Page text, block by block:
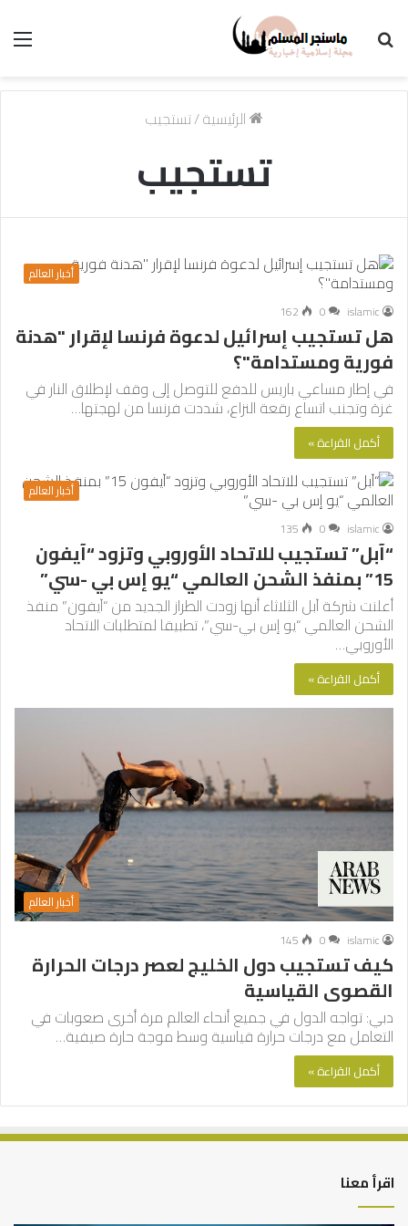
الرئيسية/تستجيب
تستجيب
أخبار العالم
islamic
0
162
هل تستجيب إسرائيل لدعوة فرنسا لإقرار "هدنة
فورية ومستدامة"؟
في إطار مساعي باريس للدفع للتوصل إلى وقف لإطلاق النار في
غزة وتجنب اتساع رقعة النزاع، شددت فرنسا من لهجتها…
أكمل القراءة »
أخبار العالم
islamic
0
135
“آبل” تستجيب للاتحاد الأوروبي وتزود “آيفون
15” بمنفذ الشحن العالمي “يو إس بي -سي”
أعلنت شركة آبل الثلاثاء أنها زودت الطراز الجديد من “آيفون” منفذ
الشحن العالمي “يو إس بي-سي”، تطبيقا لمتطلبات الاتحاد
الأوروبي…
أكمل القراءة »
أخبار العالم
islamic
0
145
كيف تستجيب دول الخليج لعصر درجات الحرارة
القصوى القياسية
دبي: تواجه الدول في جميع أنحاء العالم مرة أخرى صعوبات في
التعامل مع درجات حرارة قياسية وسط موجة حارة صيفية…
أكمل القراءة »
اقرأ معنا